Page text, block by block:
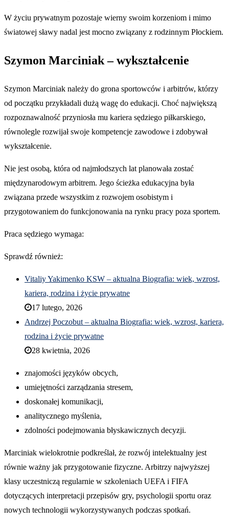
W życiu prywatnym pozostaje wierny swoim korzeniom i mimo
światowej sławy nadal jest mocno związany z rodzinnym Płockiem.
Szymon Marciniak – wykształcenie
Szymon Marciniak należy do grona sportowców i arbitrów, którzy
od początku przykładali dużą wagę do edukacji. Choć największą
rozpoznawalność przyniosła mu kariera sędziego piłkarskiego,
równolegle rozwijał swoje kompetencje zawodowe i zdobywał
wykształcenie.
Nie jest osobą, która od najmłodszych lat planowała zostać
międzynarodowym arbitrem. Jego ścieżka edukacyjna była
związana przede wszystkim z rozwojem osobistym i
przygotowaniem do funkcjonowania na rynku pracy poza sportem.
Praca sędziego wymaga:
Sprawdź również:
Vitaliy Yakimenko KSW – aktualna Biografia: wiek, wzrost,
kariera, rodzina i życie prywatne
17 lutego, 2026
Andrzej Poczobut – aktualna Biografia: wiek, wzrost, kariera,
rodzina i życie prywatne
28 kwietnia, 2026
znajomości języków obcych,
umiejętności zarządzania stresem,
doskonałej komunikacji,
analitycznego myślenia,
zdolności podejmowania błyskawicznych decyzji.
Marciniak wielokrotnie podkreślał, że rozwój intelektualny jest
równie ważny jak przygotowanie fizyczne. Arbitrzy najwyższej
klasy uczestniczą regularnie w szkoleniach UEFA i FIFA
dotyczących interpretacji przepisów gry, psychologii sportu oraz
nowych technologii wykorzystywanych podczas spotkań.